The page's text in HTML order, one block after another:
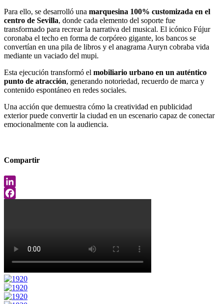
Para ello, se desarrolló una marquesina 100% customizada en el
centro de Sevilla, donde cada elemento del soporte fue
transformado para recrear la narrativa del musical. El icónico Fújur
coronaba el techo en forma de corpóreo gigante, los bancos se
convertían en una pila de libros y el anagrama Auryn cobraba vida
mediante un vaciado del mupi.
Esta ejecución transformó el mobiliario urbano en un auténtico
punto de atracción, generando notoriedad, recuerdo de marca y
contenido espontáneo en redes sociales.
Una acción que demuestra cómo la creatividad en publicidad
exterior puede convertir la ciudad en un escenario capaz de conectar
emocionalmente con la audiencia.
Compartir
LinkedIn